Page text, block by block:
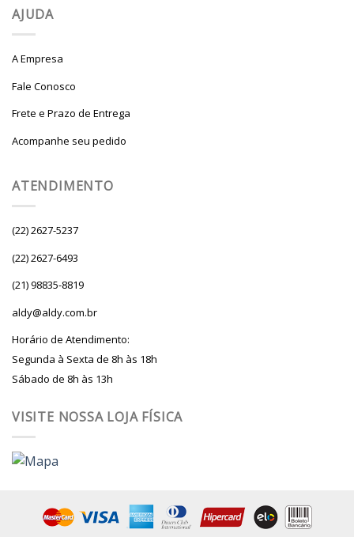
AJUDA
A Empresa
Fale Conosco
Frete e Prazo de Entrega
Acompanhe seu pedido
ATENDIMENTO
(22) 2627-5237
(22) 2627-6493
(21) 98835-8819
aldy@aldy.com.br
Horário de Atendimento:
Segunda à Sexta de 8h às 18h
Sábado de 8h às 13h
VISITE NOSSA LOJA FÍSICA